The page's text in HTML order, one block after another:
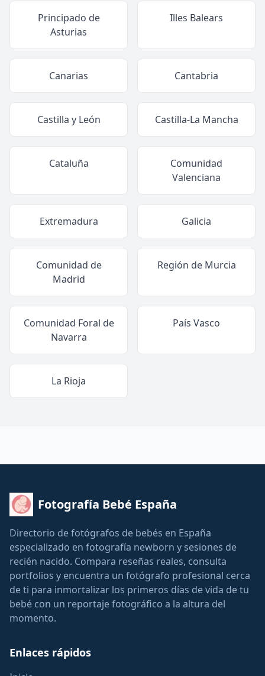
Principado de
Asturias
Illes Balears
Canarias Cantabria
Castilla y León Castilla-La Mancha
Cataluña
Comunidad
Valenciana
Extremadura Galicia
Comunidad de
Madrid
Región de Murcia
Comunidad Foral de
Navarra
País Vasco
La Rioja
Fotografía Bebé España
Directorio de fotógrafos de bebés en España
especializado en fotografía newborn y sesiones de
recién nacido. Compara reseñas reales, consulta
portfolios y encuentra un fotógrafo profesional cerca
de ti para inmortalizar los primeros días de vida de tu
bebé con un reportaje fotográfico a la altura del
momento.
Enlaces rápidos